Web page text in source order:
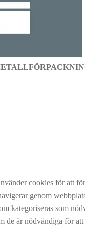
cookies för att
genom
kategoriseras som
de är nödvändiga för